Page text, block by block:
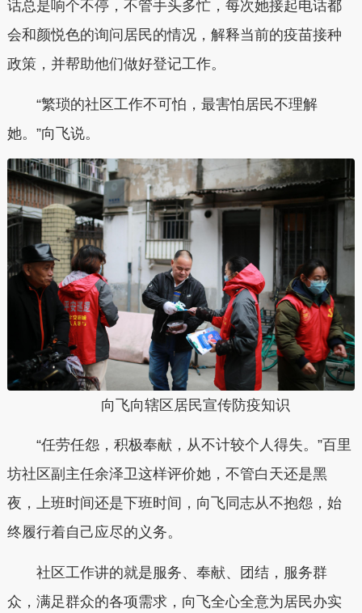
话总是响个不停，不管手头多忙，每次她接起电话都
会和颜悦色的询问居民的情况，解释当前的疫苗接种
政策，并帮助他们做好登记工作。
“繁琐的社区工作不可怕，最害怕居民不理解
她。”向飞说。
向飞向辖区居民宣传防疫知识
“任劳任怨，积极奉献，从不计较个人得失。”百里
坊社区副主任余泽卫这样评价她，不管白天还是黑
夜，上班时间还是下班时间，向飞同志从不抱怨，始
终履行着自己应尽的义务。
社区工作讲的就是服务、奉献、团结，服务群
众，满足群众的各项需求，向飞全心全意为居民办实